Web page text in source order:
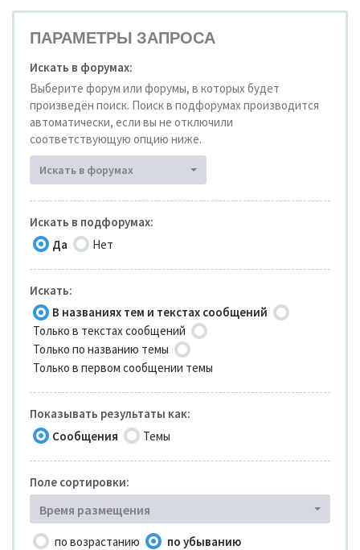
ПАРАМЕТРЫ ЗАПРОСА
Искать в форумах:
Выберите форум или форумы, в которых будет
произведён поиск. Поиск в подфорумах производится
автоматически, если вы не отключили
соответствующую опцию ниже.
Искать в форумах
Искать в подфорумах:
Да
Нет
Искать:
В названиях тем и текстах сообщений
Только в текстах сообщений
Только по названию темы
Только в первом сообщении темы
Показывать результаты как:
Сообщения
Темы
Поле сортировки:
Время размещения
по возрастанию по убыванию